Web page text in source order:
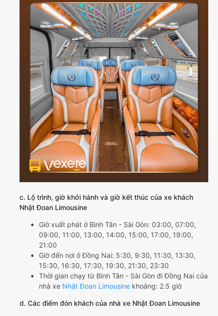
c. Lộ trình, giờ khởi hành và giờ kết thúc của xe khách
Nhật Đoan Limousine
Giờ xuất phát ở Bình Tân - Sài Gòn: 03:00, 07:00,
09:00, 11:00, 13:00, 14:00, 15:00, 17:00, 19:00,
21:00
Giờ đến nơi ở Đồng Nai: 5:30, 9:30, 11:30, 13:30,
15:30, 16:30, 17:30, 19:30, 21:30, 23:30
Thời gian chạy từ Bình Tân - Sài Gòn đi Đồng Nai của
nhà xe Nhật Đoan Limousine khoảng: 2.5 giờ
d. Các điểm đón khách của nhà xe Nhật Đoan Limousine